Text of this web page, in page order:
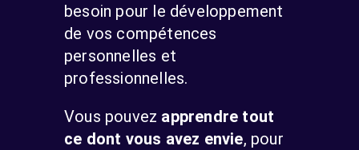
besoin pour le développement
de vos compétences
personnelles et
professionnelles.
Vous pouvez apprendre tout
ce dont vous avez envie, pour